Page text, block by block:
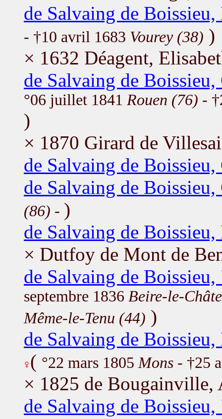
de Salvaing de Boissieu,
- †10 avril 1683 Vourey (38) )
× 1632 Déagent,
de Salvaing de
°06 juillet 1841 Rouen (76) -
)
× 1870 Girard de
de Salvaing de Boissieu,
de Salvaing de Boissieu,
(86) - )
de Salvaing de Boissieu,
× Dutfoy de Mont de
de Salvaing de
septembre 1836 Beire-le-
Même-le-Tenu (44) )
de Salvaing de
( °22 mars 1805 Mons - †25
× 1825 de Bougainville,
de Salvaing de